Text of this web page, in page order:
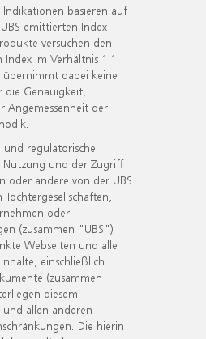
Indikationen basieren auf
emittierten Index-
versuchen den
im Verhältnis 1:1
übernimmt dabei keine
die Genauigkeit,
Angemessenheit der
regulatorische
und der Zugriff
oder andere von der UBS
oder
(zusammen "UBS")
Webseiten und alle
einschließlich
(zusammen
diesem
und allen anderen
Die hierin